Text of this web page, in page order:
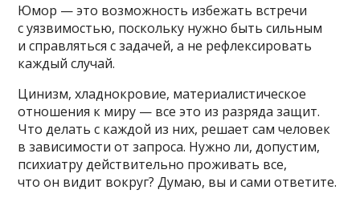
Юмор — это возможность избежать встречи
с уязвимостью, поскольку нужно быть сильным
и справляться с задачей, а не рефлексировать
каждый случай.
Цинизм, хладнокровие, материалистическое
отношения к миру — все это из разряда защит.
Что делать с каждой из них, решает сам человек
в зависимости от запроса. Нужно ли, допустим,
психиатру действительно проживать все,
что он видит вокруг? Думаю, вы и сами ответите.